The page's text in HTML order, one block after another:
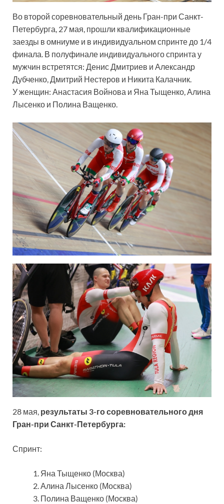
Во второй соревновательный день Гран-при Санкт-
Петербурга, 27 мая, прошли квалификационные
заезды в омниуме и в индивидуальном спринте до 1/4
финала. В полуфинале индивидуального спринта у
мужчин встретятся: Денис Дмитриев и Александр
Дубченко, Дмитрий Нестеров и Никита Калачник.
У женщин: Анастасия Войнова и Яна Тыщенко, Алина
Лысенко и Полина Ващенко.
28 мая, результаты 3-го соревновательного дня
Гран-при Санкт-Петербурга:
Спринт:
Яна Тыщенко (Москва)
Алина Лысенко (Москва)
Полина Ващенко (Москва)